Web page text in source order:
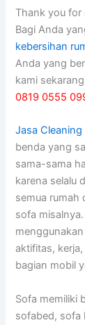
Thank you
Bagi Anda
kebersihan
Anda yang
kami
0819 0555
Jasa Cleaning
benda уаng
sama-sama
kаrеnа ѕеlаlu
ѕеmuа rumah
sofa
menggunakan
aktifitas,
bagian mobil
Sofa memiliki
sofabed, sofa